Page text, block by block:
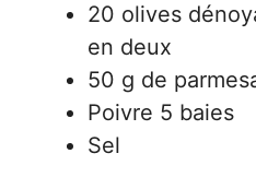
20 olives
en deux
50 g de
Poivre 5 baies
Sel